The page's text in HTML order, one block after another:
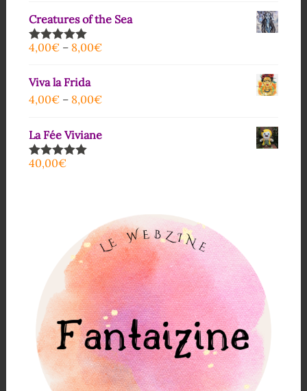
Creatures of the Sea
Note5.00
4,00€– 8,00€
Viva la Frida
4,00€– 8,00€
La Fée Viviane
Note5.00
40,00€